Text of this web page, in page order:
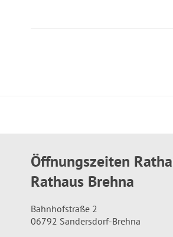
Öffnungszeiten
Rathaus Brehna
Bahnhofstraße 2
06792 Sandersdorf-Brehna